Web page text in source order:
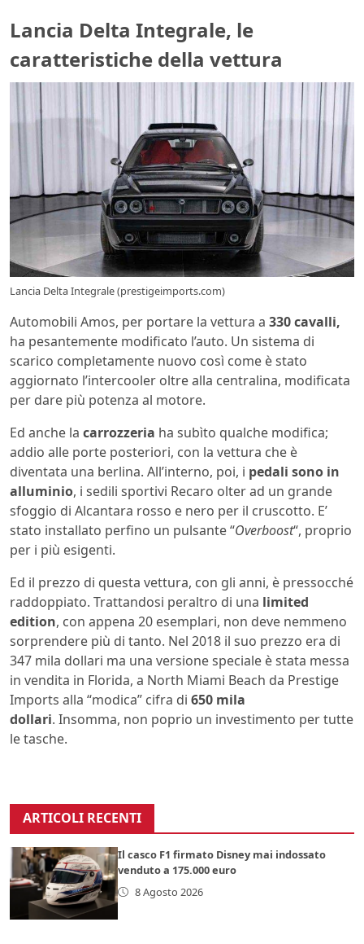
Lancia Delta Integrale, le
caratteristiche della vettura
Lancia Delta Integrale (prestigeimports.com)
Automobili Amos, per portare la vettura a 330 cavalli,
ha pesantemente modificato l’auto. Un sistema di
scarico completamente nuovo così come è stato
aggiornato l’intercooler oltre alla centralina, modificata
per dare più potenza al motore.
Ed anche la carrozzeria ha subìto qualche modifica;
addio alle porte posteriori, con la vettura che è
diventata una berlina. All’interno, poi, i pedali sono in
alluminio, i sedili sportivi Recaro olter ad un grande
sfoggio di Alcantara rosso e nero per il cruscotto. E’
stato installato perfino un pulsante “Overboost“, proprio
per i più esigenti.
Ed il prezzo di questa vettura, con gli anni, è pressocché
raddoppiato. Trattandosi peraltro di una limited
edition, con appena 20 esemplari, non deve nemmeno
sorprendere più di tanto. Nel 2018 il suo prezzo era di
347 mila dollari ma una versione speciale è stata messa
in vendita in Florida, a North Miami Beach da Prestige
Imports alla “modica” cifra di 650 mila
dollari. Insomma, non poprio un investimento per tutte
le tasche.
ARTICOLI RECENTI
Il casco F1 firmato Disney mai indossato
venduto a 175.000 euro
8 Agosto 2026